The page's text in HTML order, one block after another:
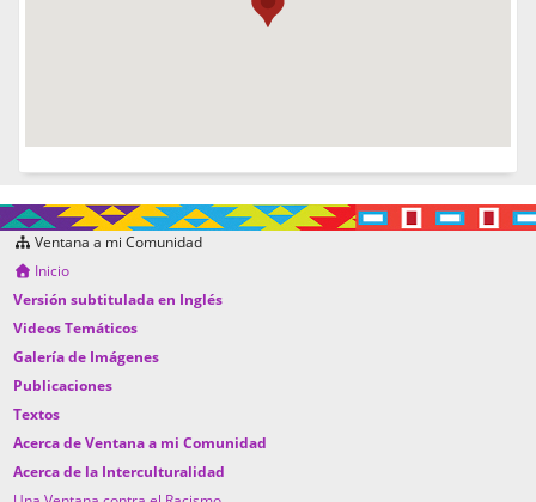
Ventana a mi Comunidad
Inicio
Versión subtitulada en Inglés
Videos Temáticos
Galería de Imágenes
Publicaciones
Textos
Acerca de Ventana a mi Comunidad
Acerca de la Interculturalidad